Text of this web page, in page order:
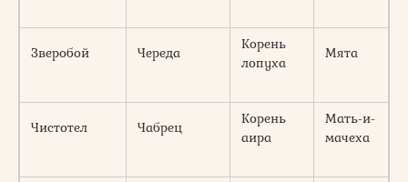
Зверобой Череда
Корень
лопуха
Мята
Чистотел Чабрец
Корень
аира
Мать-и-
мачеха